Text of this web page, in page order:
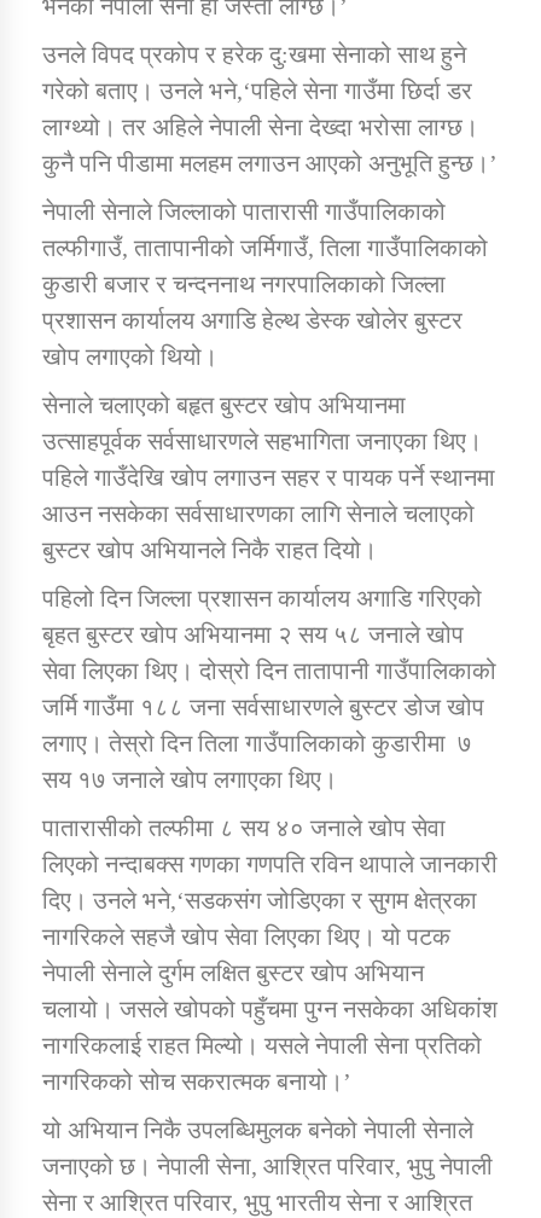
कार्यक्रम कार्यान्वयन एकाई जुम्लाको सुचना
कर्णाली प्राविधि शिक्षालय जुम्लाको सुचना
तातोपानी गाउँपालिकाको न्यायिक समिति सम्बन्धी सन्देश
तातोपानी गाउँपालिका जुम्लाको महिला तथा लैङ्गिक हिंसा
सम्बन्धी सूचना सन्देश
तातोपानी गाउँपालिका जुम्लाको महिनावारी सम्बन्धिकाे
सन्देश
तातोपानी गाउँपालिका जुम्लाको बालविवाह सन्देश
तातोपानी गाउँपालिका जुम्लाको सूचना
तातोपानी गाउँपालिका जुम्लाको सूचना
भनेको नेपाली सेना हो जस्तो लाग्छ।’
उनले विपद प्रकोप र हरेक दु:खमा सेनाको साथ हुने
गरेको बताए। उनले भने,‘पहिले सेना गाउँमा छिर्दा डर
लाग्थ्यो। तर अहिले नेपाली सेना देख्दा भरोसा लाग्छ।
कुनै पनि पीडामा मलहम लगाउन आएको अनुभूति हुन्छ।’
नेपाली सेनाले जिल्लाको पातारासी गाउँपालिकाको
तल्फीगाउँ, तातापानीको जर्मिगाउँ, तिला गाउँपालिकाको
कुडारी बजार र चन्दननाथ नगरपालिकाको जिल्ला
प्रशासन कार्यालय अगाडि हेल्थ डेस्क खोलेर बुस्टर
खोप लगाएको थियो।
सेनाले चलाएको बहृत बुस्टर खोप अभियानमा
उत्साहपूर्वक सर्वसाधारणले सहभागिता जनाएका थिए।
पहिले गाउँदेखि खोप लगाउन सहर र पायक पर्ने स्थानमा
आउन नसकेका सर्वसाधारणका लागि सेनाले चलाएको
बुस्टर खोप अभियानले निकै राहत दियो।
पहिलो दिन जिल्ला प्रशासन कार्यालय अगाडि गरिएको
बृहत बुस्टर खोप अभियानमा २ सय ५८ जनाले खोप
सेवा लिएका थिए। दोस्रो दिन तातापानी गाउँपालिकाको
जर्मि गाउँमा १८८ जना सर्वसाधारणले बुस्टर डोज खोप
लगाए। तेस्रो दिन तिला गाउँपालिकाको कुडारीमा ७
सय १७ जनाले खोप लगाएका थिए।
पातारासीको तल्फीमा ८ सय ४० जनाले खोप सेवा
लिएको नन्दाबक्स गणका गणपति रविन थापाले जानकारी
दिए। उनले भने,‘सडकसंग जोडिएका र सुगम क्षेत्रका
नागरिकले सहजै खोप सेवा लिएका थिए। यो पटक
नेपाली सेनाले दुर्गम लक्षित बुस्टर खोप अभियान
चलायो। जसले खोपको पहुँचमा पुग्न नसकेका अधिकांश
नागरिकलाई राहत मिल्यो। यसले नेपाली सेना प्रतिको
नागरिकको सोच सकरात्मक बनायो।’
यो अभियान निकै उपलब्धिमुलक बनेको नेपाली सेनाले
जनाएको छ। नेपाली सेना, आश्रित परिवार, भुपु नेपाली
सेना र आश्रित परिवार, भुपु भारतीय सेना र आश्रित